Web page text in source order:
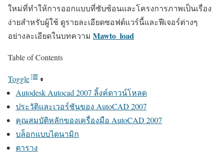
ใหม่ที่ทำให้การออกแบบที่ซับซ้อนและโครงการภาพเป็นเรื่อง
ง่ายสำหรับผู้ใช้ ดูรายละเอียดซอฟต์แวร์นี้และฟีเจอร์ต่างๆ
อย่างละเอียดในบทความ Mawto_load
Table of Contents
Toggle
Autodesk Autocad 2007 ลิ้งค์ดาวน์โหลด
ประวัติและเวอร์ชันของ AutoCAD 2007
คุณสมบัติหลักของเครื่องมือ AutoCAD 2007
บล็อกแบบไดนามิก
ตาราง